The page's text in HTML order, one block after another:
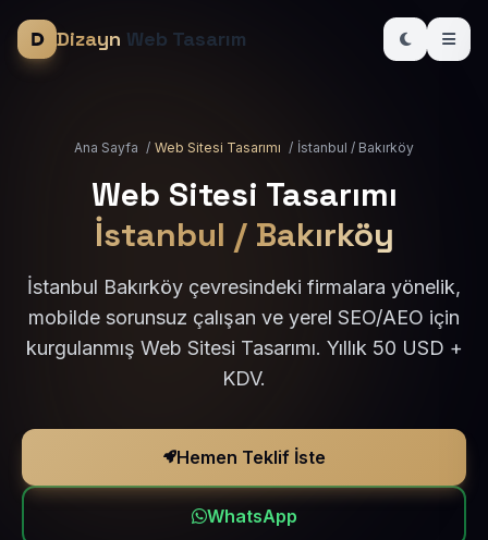
Dizayn Web Tasarım
Ana Sayfa / Web Sitesi Tasarımı / İstanbul / Bakırköy
Web Sitesi Tasarımı
İstanbul / Bakırköy
İstanbul Bakırköy çevresindeki firmalara yönelik,
mobilde sorunsuz çalışan ve yerel SEO/AEO için
kurgulanmış Web Sitesi Tasarımı. Yıllık 50 USD +
KDV.
Hemen Teklif İste
WhatsApp